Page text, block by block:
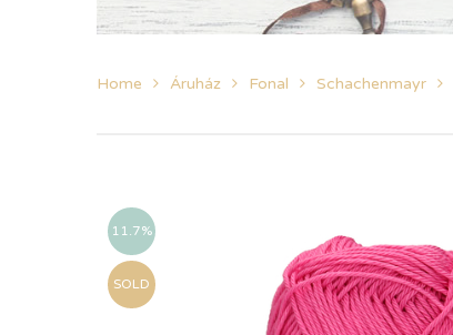
Home Áruház Fonal Schachenmayr
11.7%
SOLD